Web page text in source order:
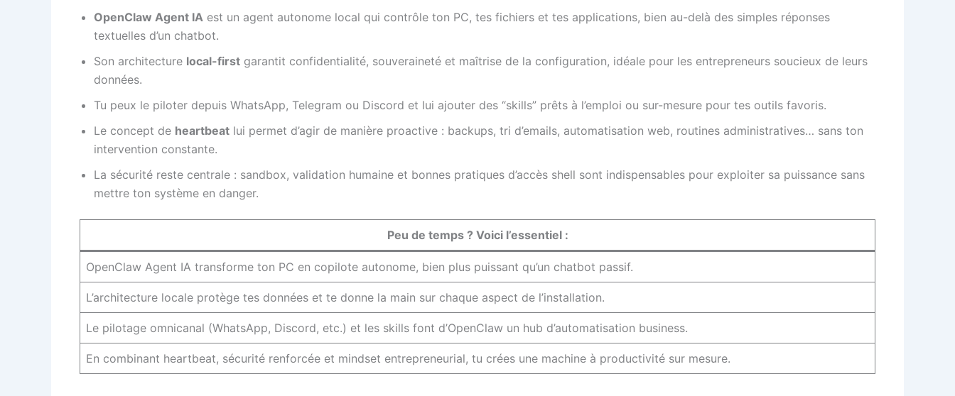
OpenClaw Agent IA est un agent autonome local qui contrôle ton PC, tes fichiers et tes applications, bien au-delà des simples réponses
textuelles d’un chatbot.
Son architecture local-first garantit confidentialité, souveraineté et maîtrise de la configuration, idéale pour les entrepreneurs soucieux de leurs
données.
Tu peux le piloter depuis WhatsApp, Telegram ou Discord et lui ajouter des “skills” prêts à l’emploi ou sur-mesure pour tes outils favoris.
Le concept de heartbeat lui permet d’agir de manière proactive : backups, tri d’emails, automatisation web, routines administratives… sans ton
intervention constante.
La sécurité reste centrale : sandbox, validation humaine et bonnes pratiques d’accès shell sont indispensables pour exploiter sa puissance sans
mettre ton système en danger.
Peu de temps ? Voici l’essentiel :
OpenClaw Agent IA transforme ton PC en copilote autonome, bien plus puissant qu’un chatbot passif.
L’architecture locale protège tes données et te donne la main sur chaque aspect de l’installation.
Le pilotage omnicanal (WhatsApp, Discord, etc.) et les skills font d’OpenClaw un hub d’automatisation business.
En combinant heartbeat, sécurité renforcée et mindset entrepreneurial, tu crées une machine à productivité sur mesure.